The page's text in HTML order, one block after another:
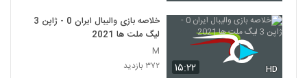
۱۵:۲۲ HD
خلاصه بازی والیبال ایران 0 - ژاپن 3
لیگ ملت ها 2021
M
۳۷۲ بازدید